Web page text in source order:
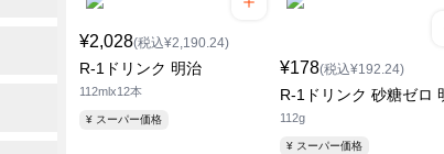
¥2,028(税込¥2,190.24)
R-1ドリンク 明治
112mlx12本
¥ スーパー価格
¥178(税込¥192.24)
R-1ドリンク 砂糖ゼロ
112g
¥ スーパー価格